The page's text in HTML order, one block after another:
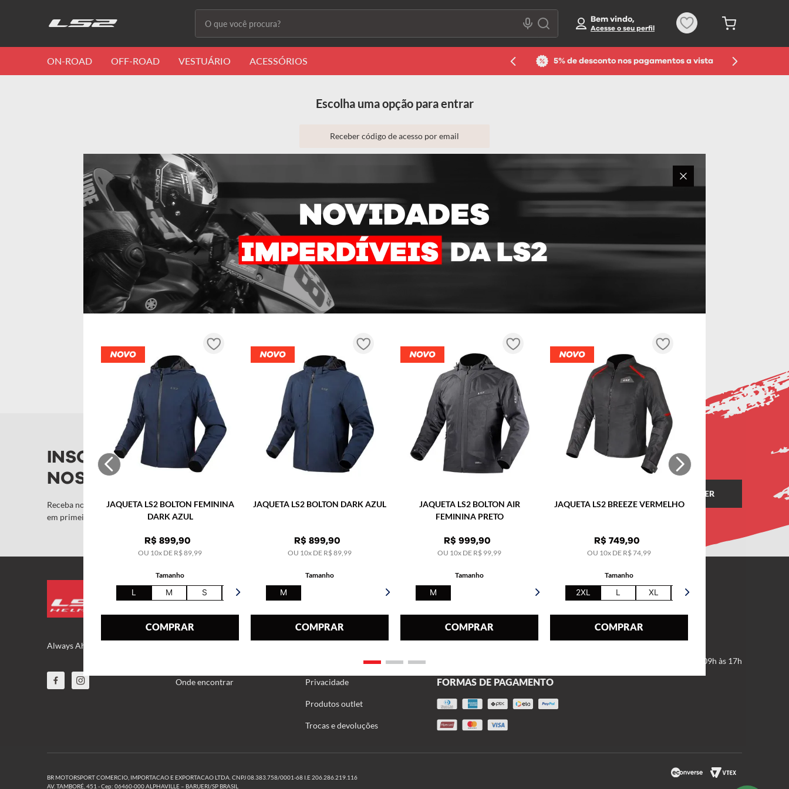
O que você procura? Bem vindo,
ON-ROAD OFF-ROAD VESTUÁRIO ACESSÓRIOS 5% de desconto nos pagamentos a vista
JAQUETA LS2 BOLTON FEMININA
DARK AZUL
R$ 899,90
OU 10x DE R$89 99
Tamanho
L M S XL
COMPRAR
JAQUETA LS2 BOLTON DARK AZUL
R$ 899,90
OU 10x DE R$89 99
Tamanho
M
COMPRAR
JAQUETA LS2 BOLTON AIR
FEMININA PRETO
R$ 999,90
OU 10x DE R$ 99 99
Tamanho
M
COMPRAR
JAQUETA LS2 BREEZE VERMELHO
R$ 749,90
OU 10x DE R$74 99
Tamanho
2XL L XL 5XL
COMPRAR
Escolha uma opção para entrar
Receber código de acesso por email
Esqueci minha senha
Não tem uma conta? Cadastre-se
INSCREVA-SE NA
NOSSA NEWSLETTER!
Receba novidades e promoções por e-mail e seja avisado
em primeira mão!
Nome E-mail
Always Ahead
INSTITUCIONAL
FAQ
Sobre nós
Onde encontrar
Frete
Garantia
Privacidade
Produtos outlet
Trocas e devoluções
ÁREA DO CLIENTE
Minha conta
Meus pedidos
FORMAS DE PAGAMENTO
CONTATE-NOS
(11) 2666-2999
(11) 2666-2974
De segunda a sexta, das 09h às 17h
BR MOTORSPORT COMERCIO, IMPORTACAO E EXPORTACAO LTDA. CNPJ 08.383.758/0001-68 I.E 206.286.219.116
AV. TAMBORÉ, 451 - Cep: 06460-000 ALPHAVILLE – BARUERI/SP BRASIL
Termos mais buscados
4º capacete
6 stream ii
ff358
8º advant
starwar
10 capacete masculino